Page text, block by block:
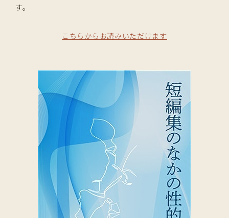
す。
こちらからお読みいただけます